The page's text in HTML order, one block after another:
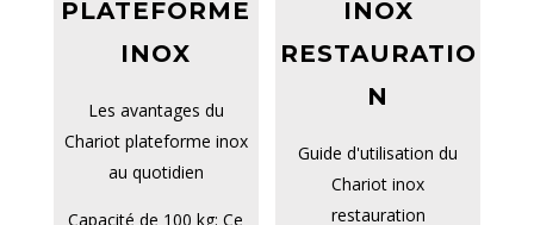
PLATEFORME
INOX
Les avantages du
Chariot plateforme inox
au quotidien
Capacité de 100 kg: Ce
INOX
RESTAURATIO
N
Guide d'utilisation du
Chariot inox
restauration